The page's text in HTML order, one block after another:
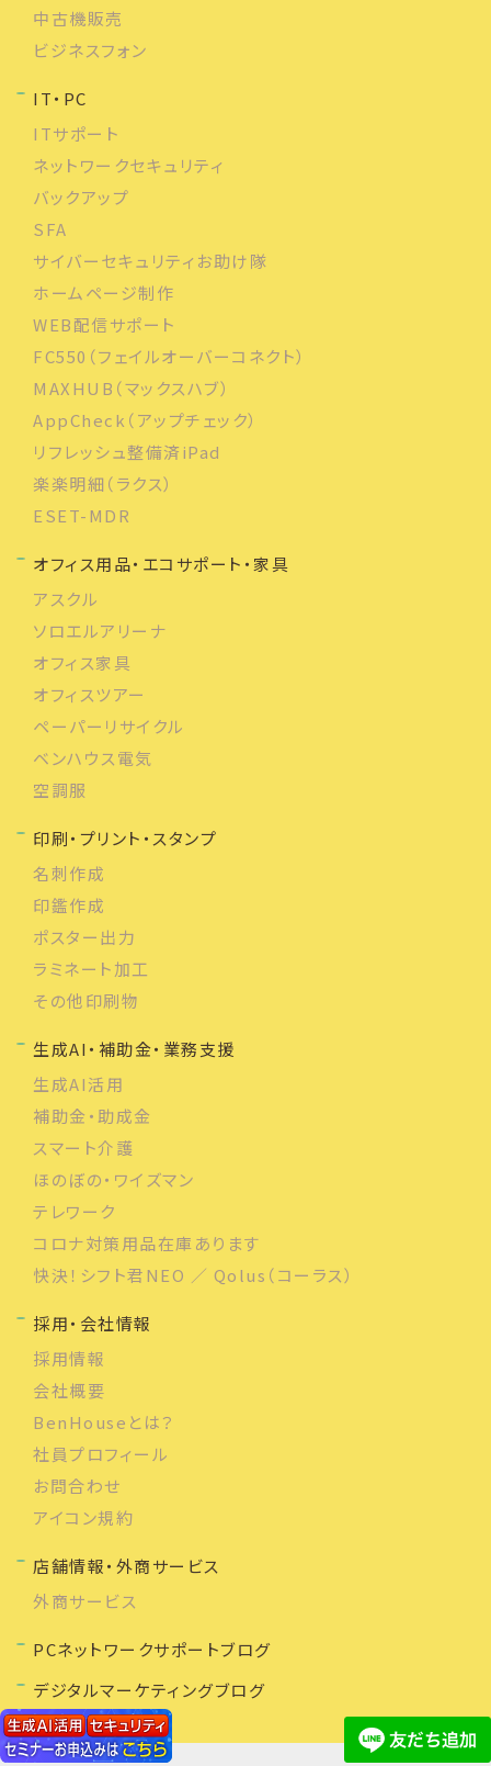
中古機販売
ビジネスフォン
IT・PC
ITサポート
ネットワークセキュリティ
バックアップ
SFA
サイバーセキュリティお助け隊
ホームページ制作
WEB配信サポート
FC550（フェイルオーバーコネクト）
MAXHUB（マックスハブ）
AppCheck（アップチェック）
リフレッシュ整備済iPad
楽楽明細（ラクス）
ESET-MDR
オフィス用品・エコサポート・家具
アスクル
ソロエルアリーナ
オフィス家具
オフィスツアー
ペーパーリサイクル
ベンハウス電気
空調服
印刷・プリント・スタンプ
名刺作成
印鑑作成
ポスター出力
ラミネート加工
その他印刷物
生成AI・補助金・業務支援
生成AI活用
補助金・助成金
スマート介護
ほのぼの・ワイズマン
テレワーク
コロナ対策用品在庫あります
快決！シフト君NEO ／ Qolus（コーラス）
採用・会社情報
採用情報
会社概要
BenHouseとは？
社員プロフィール
お問合わせ
アイコン規約
店舗情報・外商サービス
外商サービス
PCネットワークサポートブログ
デジタルマーケティングブログ